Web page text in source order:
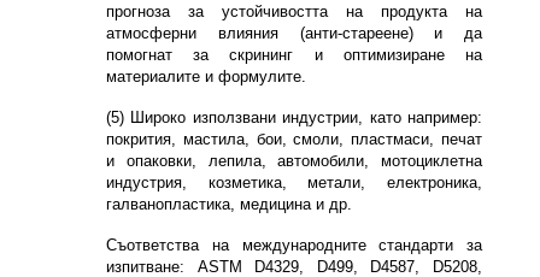
прогноза за устойчивостта на продукта на
атмосферни влияния (анти-стареене) и да
помогнат за скрининг и оптимизиране на
материалите и формулите.
(5) Широко използвани индустрии, като например:
покрития, мастила, бои, смоли, пластмаси, печат
и опаковки, лепила, автомобили, мотоциклетна
индустрия, козметика, метали, електроника,
галванопластика, медицина и др.
Съответства на международните стандарти за
изпитване: ASTM D4329, D499, D4587, D5208,